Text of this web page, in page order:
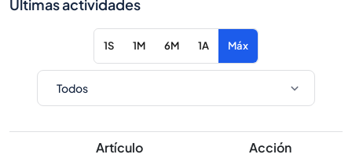
Últimas actividades
1S 1M 6M 1A Máx
Artículo Acción